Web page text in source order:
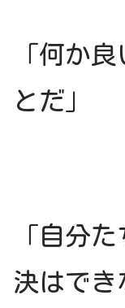
「何か
とだ」
「自分
決はでき